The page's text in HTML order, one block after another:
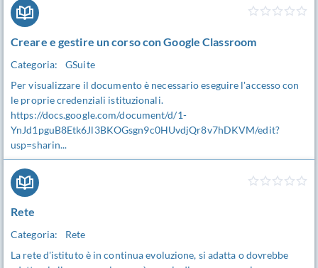
Creare e gestire un corso con Google Classroom
Categoria:
GSuite
Per visualizzare il documento è necessario eseguire l'accesso con
le proprie credenziali istituzionali.
https://docs.google.com/document/d/1-
YnJd1pguB8Etk6Jl3BKOGsgn9c0HUvdjQr8v7hDKVM/edit?
usp=sharin...
Rete
Categoria:
Rete
La rete d'istituto è in continua evoluzione, si adatta o dovrebbe